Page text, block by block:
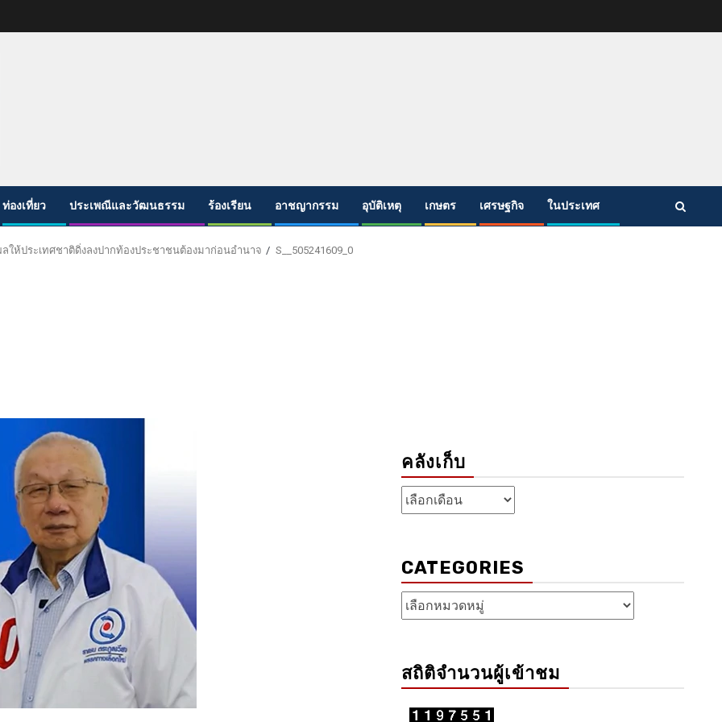
ท่องเที่ยว ประเพณีและวัฒนธรรม ร้องเรียน อาชญากรรม อุบัติเหตุ เกษตร เศรษฐกิจ ในประเทศ
ให้ประเทศชาติดิ่งลงปากท้องประชาชนต้องมาก่อนอำนาจ S__505241609_0
คลังเก็บ
คลัง
เก็บ
CATEGORIES
Categories
สถิติจำนวนผู้เข้าชม